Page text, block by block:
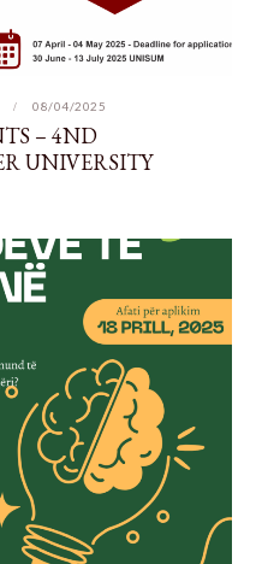
08/04/2025
– 4ND
UNIVERSITY